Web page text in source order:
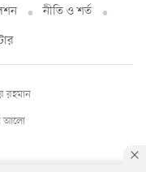
নীতি ও শর্ত
আলো
রহমান